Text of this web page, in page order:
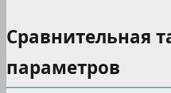
Сравнительная
параметров